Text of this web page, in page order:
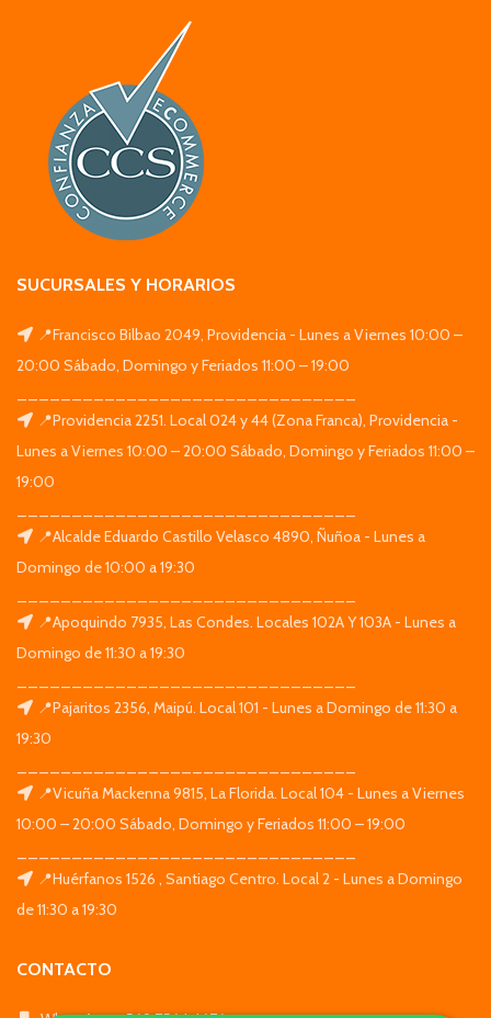
SUCURSALES Y HORARIOS
📍Francisco Bilbao 2049, Providencia - Lunes a Viernes 10:00 –
20:00 Sábado, Domingo y Feriados 11:00 – 19:00
📍Providencia 2251. Local 024 y 44 (Zona Franca), Providencia -
Lunes a Viernes 10:00 – 20:00 Sábado, Domingo y Feriados 11:00 –
19:00
📍Alcalde Eduardo Castillo Velasco 4890, Ñuñoa - Lunes a
Domingo de 10:00 a 19:30
📍Apoquindo 7935, Las Condes. Locales 102A Y 103A - Lunes a
Domingo de 11:30 a 19:30
📍Pajaritos 2356, Maipú. Local 101 - Lunes a Domingo de 11:30 a
19:30
📍Vicuña Mackenna 9815, La Florida. Local 104 - Lunes a Viernes
10:00 – 20:00 Sábado, Domingo y Feriados 11:00 – 19:00
📍Huérfanos 1526 , Santiago Centro. Local 2 - Lunes a Domingo
de 11:30 a 19:30
CONTACTO